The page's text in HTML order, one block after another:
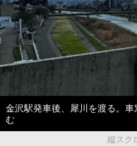
金沢駅発車後、犀川を渡る。
む
縦スク